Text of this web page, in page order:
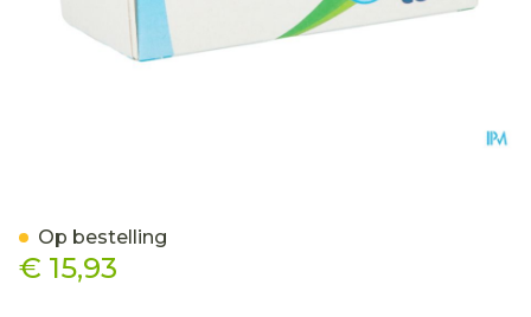
€ 15,93
Op bestelling